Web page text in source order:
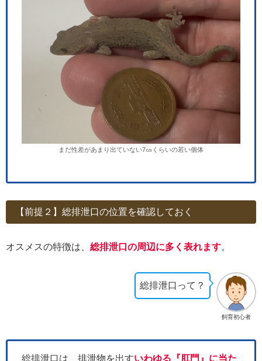
まだ性差があまり出ていない7㎝くらいの若い個体
【前提２】総排泄口の位置を確認しておく
オスメスの特徴は、 総排泄口の周辺に多く表れます。
飼育初心者
総排泄口って？
総排泄口は、排泄物を出すいわゆる『肛門』に当た